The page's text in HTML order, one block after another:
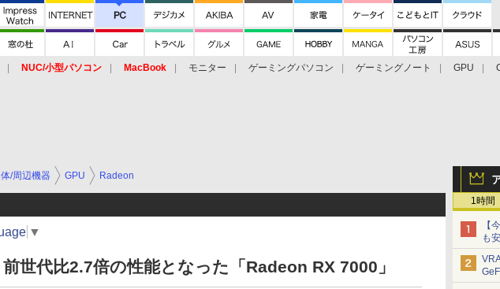
NUC/小型パソコン MacBook モニター ゲーミングパソコン ゲーミングノート GPU
1時間
【
も
の
/周辺機器 GPU Radeon
▼
世代比2.7倍の性能となった「Radeon RX 7000」